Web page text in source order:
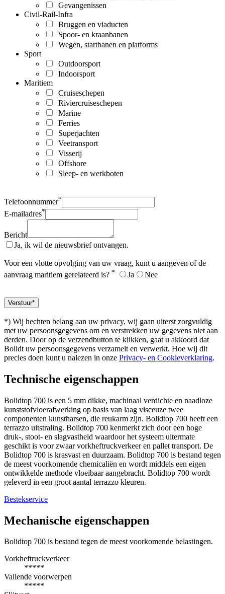
Gevangenissen
Civil-Rail-Infra
Bruggen en viaducten
Spoor- en kraanbanen
Wegen, startbanen en platforms
Sport
Outdoorsport
Indoorsport
Maritiem
Cruiseschepen
Riviercruiseschepen
Marine
Ferries
Superjachten
Veetransport
Visserij
Offshore
Sleep- en werkboten
Telefoonnummer*
E-mailadres*
Bericht
Ja, ik wil de nieuwsbrief ontvangen.
Voor een vlotte opvolging van uw vraag, kunt u aangeven of de
aanvraag maritiem gerelateerd is? * Ja Nee
*) Wij hechten belang aan uw privacy, wij gaan uiterst zorgvuldig
met uw persoonsgegevens om en verstrekken uw gegevens niet aan
derden. Door op de verzendbutton te klikken, gaat u akkoord dat
Bolidt uw persoonsgegevens verzamelt en verwerkt. Hoe wij dit
precies doen kunt u nalezen in onze Privacy- en Cookieverklaring.
Technische eigenschappen
Bolidtop 700 is een 5 mm dikke, machinaal verdichte en naadloze
kunststofvloerafwerking op basis van laag visceuze twee
componenten kunstharsen, die reukarm zijn. Bolidtop 700 heeft een
terrazzo uitstraling. Bolidtop 700 kenmerkt zich door een hoge
druk-, stoot- en slagvastheid waardoor het systeem uitermate
geschikt is voor zwaar vorkheftruckverkeer en pallet transport. De
Bolidtop 700 is krasvast en duurzaam. Bolidtop 700 is bestand tegen
de meest voorkomende chemicaliën en wordt middels een eigen
ontwikkelde methode vloeibaar aangebracht. Bolidtop 700 wordt
geleverd in een groot aantal terrazzo kleuren.
Bestekservice
Mechanische eigenschappen
Bolidtop 700 is bestand tegen de meest voorkomende belastingen.
Vorkheftruckverkeer
*****
Vallende voorwerpen
*****